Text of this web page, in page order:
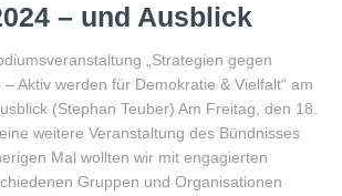
– und Ausblick
„Strategien gegen
Aktiv werden für Demokratie & Vielfalt“ am
(Stephan Teuber) Am Freitag, den 18.
weitere Veranstaltung des Bündnisses
Mal wollten wir mit engagierten
Gruppen und Organisationen